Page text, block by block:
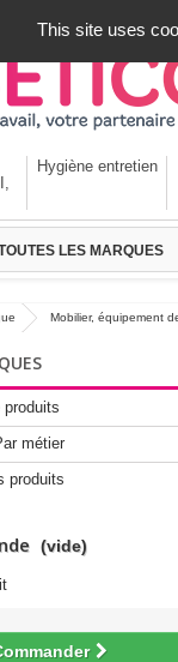
Hygiène entretien
LES MARQUES
Mobilier, équipement
métier
produits
(vide)
This site uses